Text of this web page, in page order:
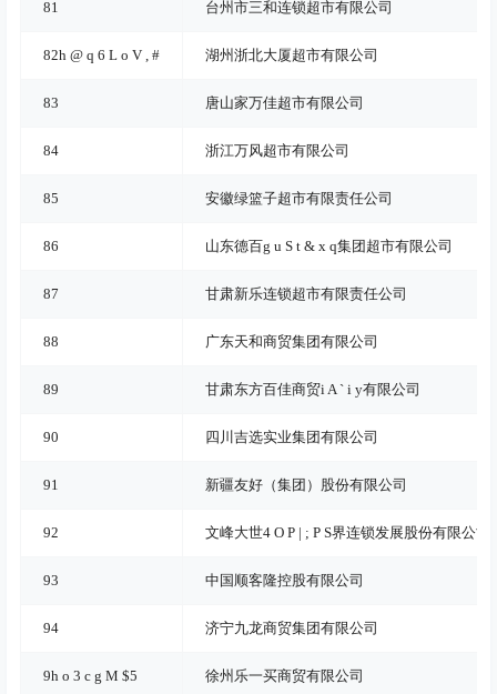
81 台州市三和连锁超市有限公司
82h @ q 6 L o V , # 湖州浙北大厦超市有限公司
83 唐山家万佳超市有限公司
84 浙江万风超市有限公司
85 安徽绿篮子超市有限责任公司
86 山东德百g u S t & x q集团超市有限公司
87 甘肃新乐连锁超市有限责任公司
88 广东天和商贸集团有限公司
89 甘肃东方百佳商贸i A ` i y有限公司
90 四川吉选实业集团有限公司
91 新疆友好（集团）股份有限公司
92 文峰大世4 O P | ; P S界连锁发展股份有限公司
93 中国顺客隆控股有限公司
94 济宁九龙商贸集团有限公司
9h o 3 c g M $5 徐州乐一买商贸有限公司